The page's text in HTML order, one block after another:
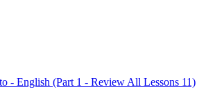
- English (Part 1 - Review All Lessons 11)